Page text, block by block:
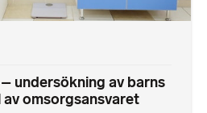
undersökning av barns
av omsorgsansvaret